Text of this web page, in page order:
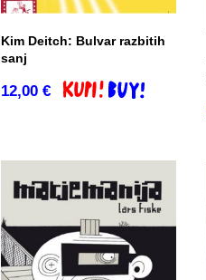
Kim Deitch: Bulvar razbitih
sanj
12,00 € Dodaj v košarico